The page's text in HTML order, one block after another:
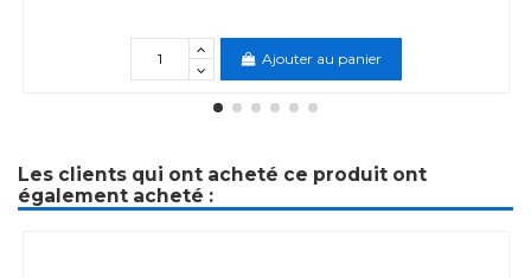
Ajouter au panier
Les clients qui ont acheté ce produit ont
également acheté :